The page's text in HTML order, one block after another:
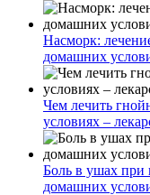
Насморк:
домашних
Чем лечить
условиях –
Боль в ушах при
домашних